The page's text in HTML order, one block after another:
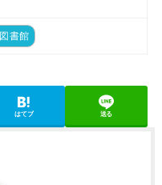
図書館
はてブ 送る